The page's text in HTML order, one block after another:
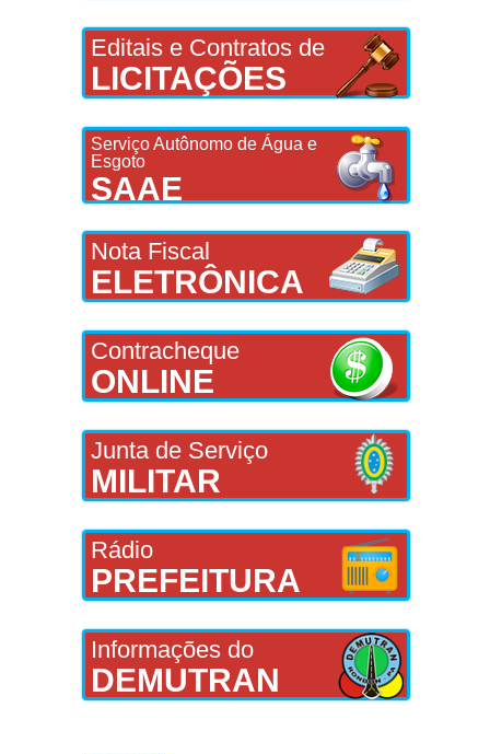
Editais e Contratos de
LICITAÇÕES
Serviço Autônomo de Água e
Esgoto
SAAE
Nota Fiscal
ELETRÔNICA
Contracheque
ONLINE
Junta de Serviço
MILITAR
Rádio
PREFEITURA
Informações do
DEMUTRAN